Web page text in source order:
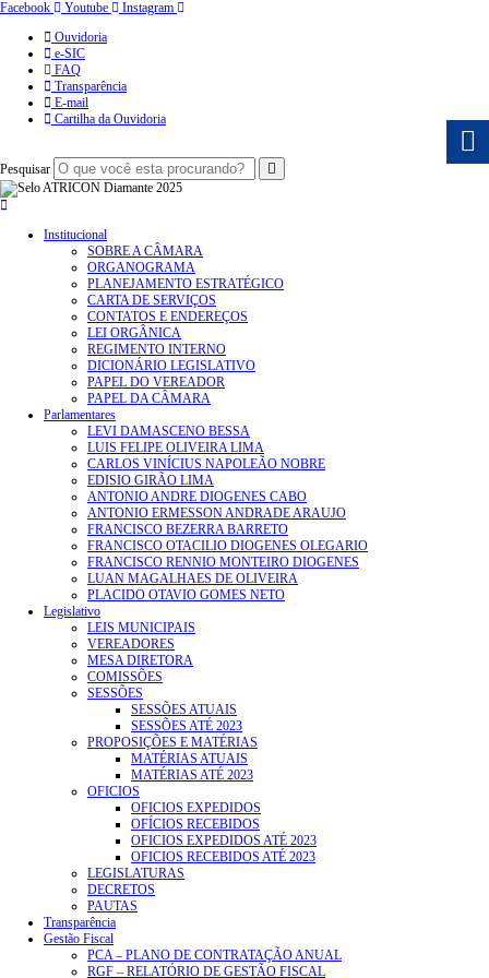
Facebook Youtube
Instagram
Ouvidoria
e-SIC
FAQ
Transparência
E-mail
Cartilha da Ouvidoria
Pesquisar
Institucional
SOBRE A CÂMARA
ORGANOGRAMA
PLANEJAMENTO ESTRATÉGICO
CARTA DE SERVIÇOS
CONTATOS E ENDEREÇOS
LEI ORGÂNICA
REGIMENTO INTERNO
DICIONÁRIO LEGISLATIVO
PAPEL DO VEREADOR
PAPEL DA CÂMARA
Parlamentares
LEVI DAMASCENO BESSA
LUIS FELIPE OLIVEIRA LIMA
CARLOS VINÍCIUS NAPOLEÃO NOBRE
EDISIO GIRÃO LIMA
ANTONIO ANDRE DIOGENES CABO
ANTONIO ERMESSON ANDRADE ARAUJO
FRANCISCO BEZERRA BARRETO
FRANCISCO OTACILIO DIOGENES OLEGARIO
FRANCISCO RENNIO MONTEIRO DIOGENES
LUAN MAGALHAES DE OLIVEIRA
PLACIDO OTAVIO GOMES NETO
Legislativo
LEIS MUNICIPAIS
VEREADORES
MESA DIRETORA
COMISSÕES
SESSÕES
SESSÕES ATUAIS
SESSÕES ATÉ 2023
PROPOSIÇÕES E MATÉRIAS
MATÉRIAS ATUAIS
MATÉRIAS ATÉ 2023
OFICIOS
OFICIOS EXPEDIDOS
OFÍCIOS RECEBIDOS
OFICIOS EXPEDIDOS ATÉ 2023
OFICIOS RECEBIDOS ATÉ 2023
LEGISLATURAS
DECRETOS
PAUTAS
Transparência
Gestão Fiscal
PCA – PLANO DE CONTRATAÇÃO ANUAL
RGF – RELATÓRIO DE GESTÃO FISCAL